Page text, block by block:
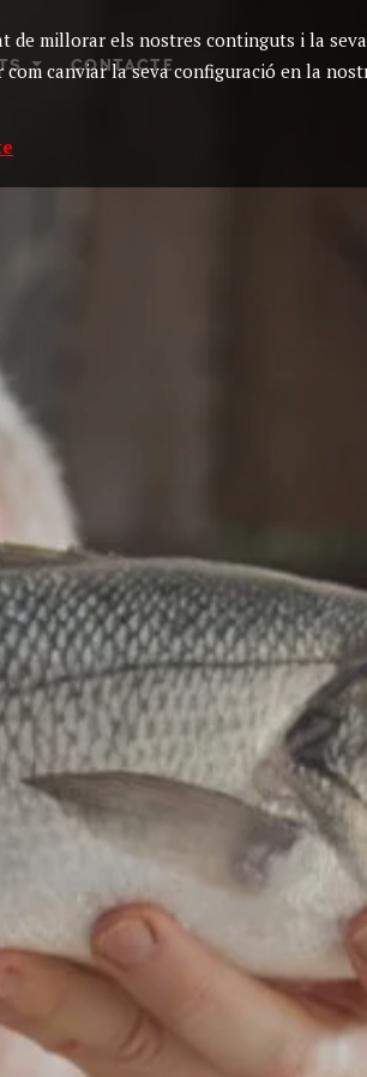
millorar els nostres continguts i la seva
canviar la seva configuració en la
CONTACTE